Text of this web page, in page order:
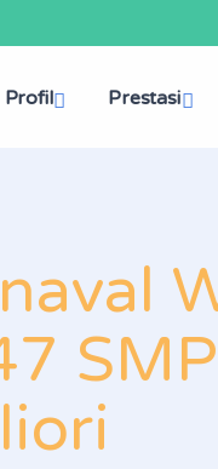
Profil Prestasi